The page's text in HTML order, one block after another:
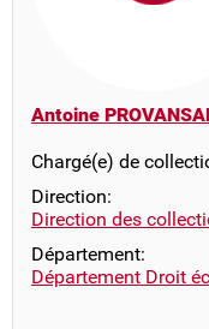
Antoine
Chargé(e) de
Direction:
Direction des
Département:
Département Droit